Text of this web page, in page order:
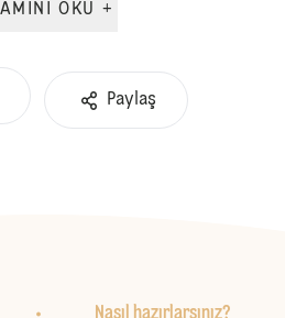
DEVAMINI OKU +
Paylaş
Nasıl hazırlarsınız?